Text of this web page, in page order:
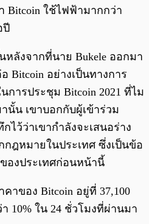
Bitcoin ใช้ไฟฟ้ามากกว่า
ปี
ลังจากที่นาย Bukele ออกมา
Bitcoin อย่างเป็นทางการ
การประชุม Bitcoin 2021 ที่ไม
นั้น เขาบอกกับผู้เข้าร่วม
ว้ว่าเขากำลังจะเสนอร่าง
กฎหมายในประเทศ ซึ่งเป็นข้อ
งประเทศก่อนหน้านี้
าของ Bitcoin อยู่ที่ 37,100
10% ใน 24 ชั่วโมงที่ผ่านมา